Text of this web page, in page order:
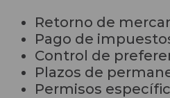
Retorno de
Pago de
Control de
Plazos de
Permisos